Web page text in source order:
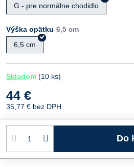
G - pre normálne chodidlo
Výška opätku
6,5 cm
Skladom (10 ks)
44 €
35,77 € bez DPH